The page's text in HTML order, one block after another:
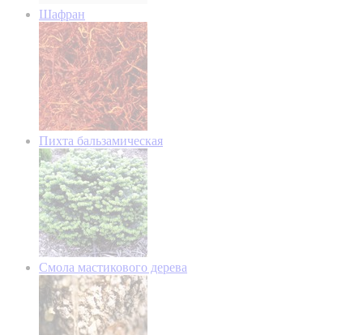
Шафран
Пихта бальзамическая
Смола мастикового дерева